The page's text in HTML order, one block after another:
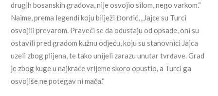
drugih bosanskih gradova, nije osvojio silom, nego varkom.“
Naime, prema legendi koju bilježi Đorđić, „Jajce su Turci
osvojili prevarom. Praveći se da odustaju od opsade, oni su
ostavili pred gradom kužnu odjeću, koju su stanovnici Jajca
uzeli zbog plijena, te tako unijeli zarazu unutar tvrđave. Grad
je zbog kuge u najkraće vrijeme skoro opustio, a Turci ga
osvojiše ne potegav ni mača.“